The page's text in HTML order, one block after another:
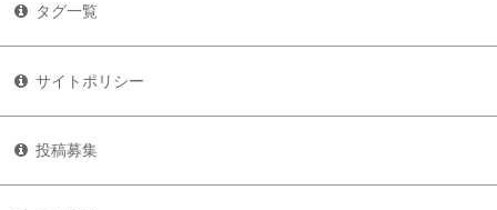
タグ一覧
サイトポリシー
投稿募集